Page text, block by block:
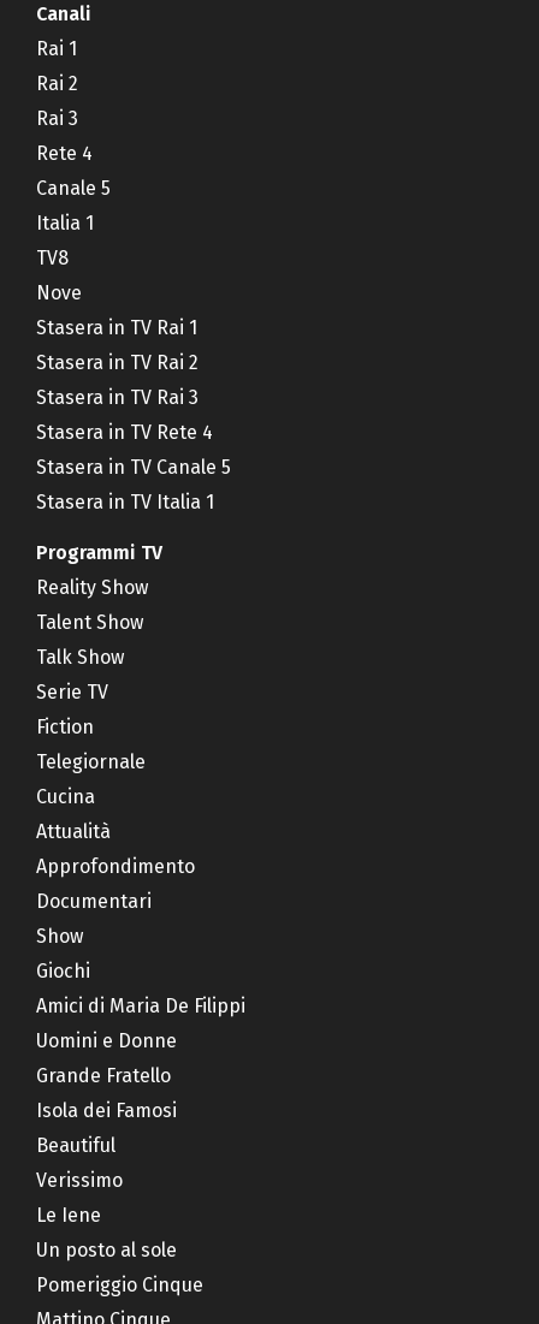
Canali
Rai 1
Rai 2
Rai 3
Rete 4
Canale 5
Italia 1
TV8
Nove
Stasera in TV Rai 1
Stasera in TV Rai 2
Stasera in TV Rai 3
Stasera in TV Rete 4
Stasera in TV Canale 5
Stasera in TV Italia 1
Programmi TV
Reality Show
Talent Show
Talk Show
Serie TV
Fiction
Telegiornale
Cucina
Attualità
Approfondimento
Documentari
Show
Giochi
Amici di Maria De Filippi
Uomini e Donne
Grande Fratello
Isola dei Famosi
Beautiful
Verissimo
Le Iene
Un posto al sole
Pomeriggio Cinque